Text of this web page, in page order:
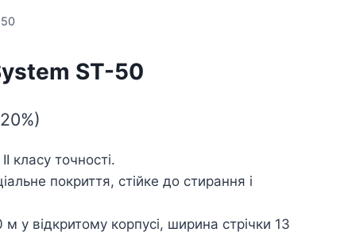
ST-50
класу точності.
покриття, стійке до стирання і
у відкритому корпусі, ширина стрічки 13